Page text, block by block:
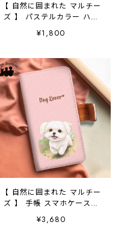
【 自然に囲まれた マルチー
ズ 】 パステルカラー ハン
カチ 2枚セット 犬 ペッ
ト うちの子 プレゼント
¥1,800
【 自然に囲まれた マルチー
ズ 】 手帳 スマホケース
ト ペット Android対応
¥3,680